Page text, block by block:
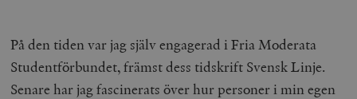
På den tiden var jag själv engagerad i Fria Moderata
Studentförbundet, främst dess tidskrift Svensk Linje.
Senare har jag fascinerats över hur personer i min egen